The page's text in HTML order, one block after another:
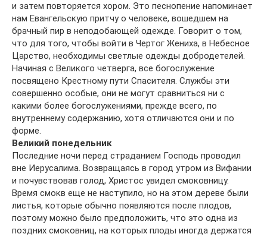
и затем повторяется хором. Это песнопение напоминает
нам Евангельскую притчу о человеке, вошедшем на
брачный пир в неподобающей одежде. Говорит о том,
что для того, чтобы войти в Чертог Жениха, в Небесное
Царство, необходимы светлые одежды добродетелей.
Начиная с Великого четверга, все богослужение
посвящено Крестному пути Спасителя. Службы эти
совершенно особые, они не могут сравниться ни с
какими более богослужениями, прежде всего, по
внутреннему содержанию, хотя отличаются они и по
форме.
Великий понедельник
Последние ночи перед страданием Господь проводил
вне Иерусалима. Возвращаясь в город утром из Вифании
и почувствовав голод, Христос увидел смоковницу.
Время смокв еще не наступило, но на этом дереве были
листья, которые обычно появляются после плодов,
поэтому можно было предположить, что это одна из
поздних смоковниц, на которых плоды иногда держатся